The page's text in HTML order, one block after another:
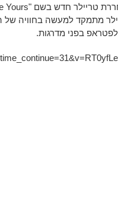
מתמקד למעשה בחוויה של
בפני מדרגות.